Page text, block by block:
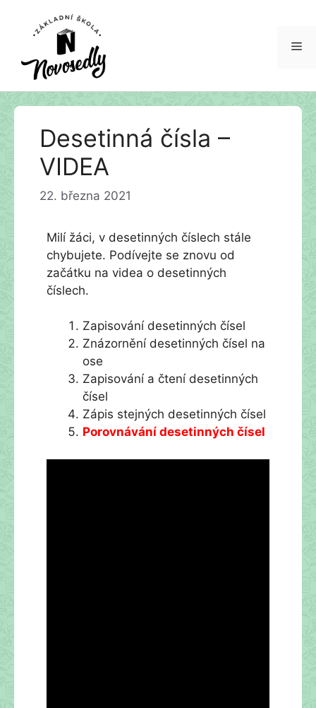
Přeskočit
Desetinná čísla –
VIDEA
22. března 2021
Milí žáci, v desetinných číslech stále
chybujete. Podívejte se znovu od
začátku na videa o desetinných
číslech.
Zapisování desetinných čísel
Znázornění desetinných čísel na
ose
Zapisování a čtení desetinných
čísel
Zápis stejných desetinných čísel
Porovnávání desetinných čísel